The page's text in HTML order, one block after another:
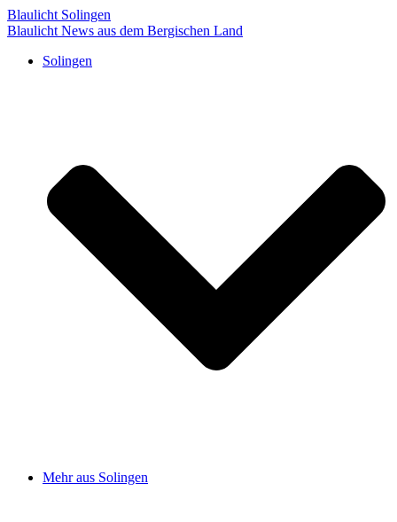
Blaulicht Solingen
Blaulicht News aus dem Bergischen Land
Solingen
Mehr aus Solingen